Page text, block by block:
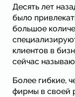
Десять лет
было
большое
клиентов в
сейчас
Более гибкие,
фирмы в своей